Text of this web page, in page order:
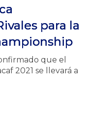
para la
que el
2021 se llevará a